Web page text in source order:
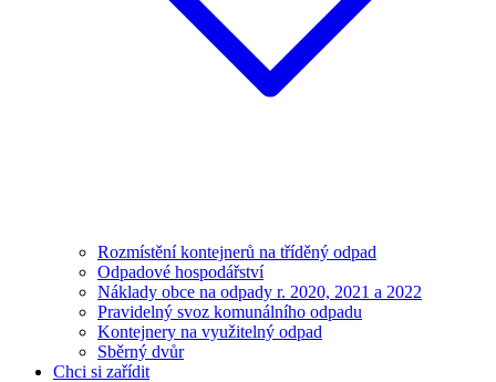
Rozmístění kontejnerů na tříděný odpad
Odpadové hospodářství
Náklady obce na odpady r. 2020, 2021 a 2022
Pravidelný svoz komunálního odpadu
Kontejnery na využitelný odpad
Sběrný dvůr
Chci si zařídit